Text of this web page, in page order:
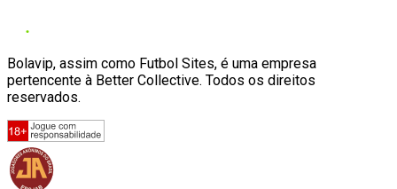
Bolavip, assim como Futbol Sites, é uma empresa
pertencente à Better Collective. Todos os direitos
reservados.